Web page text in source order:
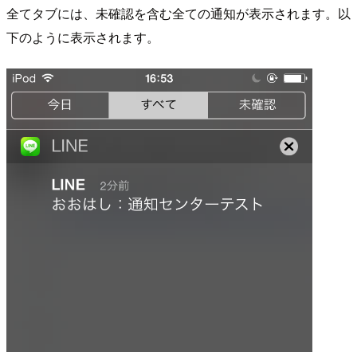
全てタブには、未確認を含む全ての通知が表示されます。以
下のように表示されます。